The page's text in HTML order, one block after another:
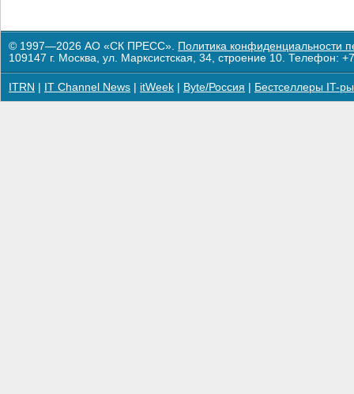
© 1997—2026 АО «СК ПРЕСС». Политика конфиденциальности
109147 г. Москва, ул. Марксистская, 34, строение 10. Телефон:
ITRN IT Channel News itWeek Byte/Россия Бестселлеры IT-